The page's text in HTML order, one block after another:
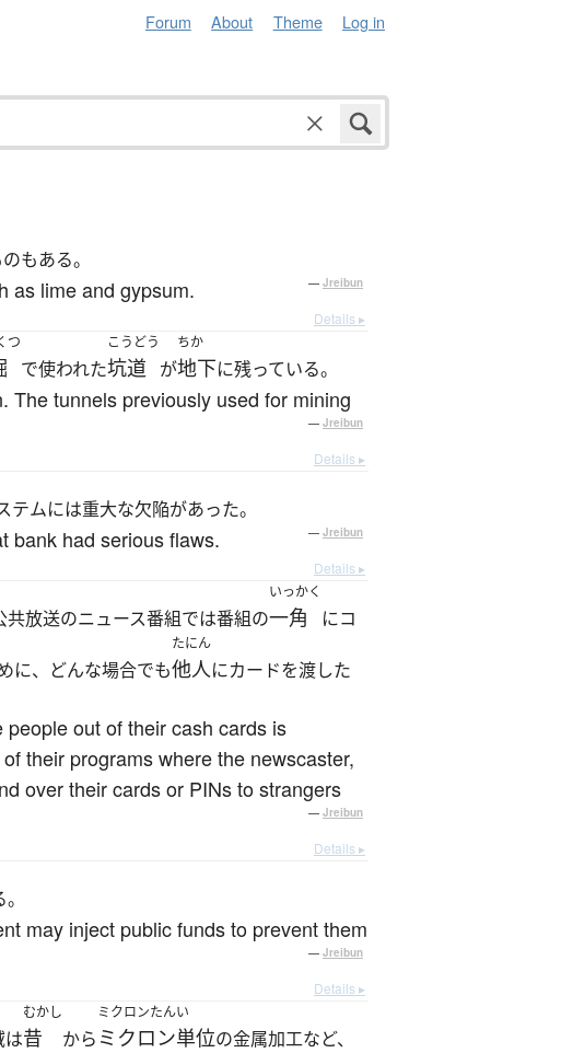
Forum About Theme Log in
もある。
as lime and gypsum. — Jreibun
Details ▸
つ
で使われた
こうどう
坑道 が
ちか
地下に残っている。
The tunnels previously used for mining
— Jreibun
Details ▸
ムには重大な欠陥があった。
bank had serious flaws. — Jreibun
Details ▸
共放送のニュース番組では番組の
いっかく
一角 にコ
に、どんな場合でも
たにん
他人にカードを渡した
out of their cash cards is
their programs where the newscaster,
over their cards or PINs to strangers
— Jreibun
Details ▸
may inject public funds to prevent them
— Jreibun
Details ▸
は
むかし
昔 から
ミクロンたんい
ミクロン単位の金属加工など、